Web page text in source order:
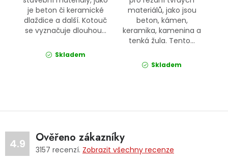
je beton či keramické
dlaždice a další. Kotouč
se vyznačuje dlouhou...
Skladem
materiálů, jako jsou
beton, kámen,
keramika, kamenina a
tenká žula. Tento...
Skladem
4.9 Ověřeno zákazníky
3157 recenzí. Zobrazit všechny recenze